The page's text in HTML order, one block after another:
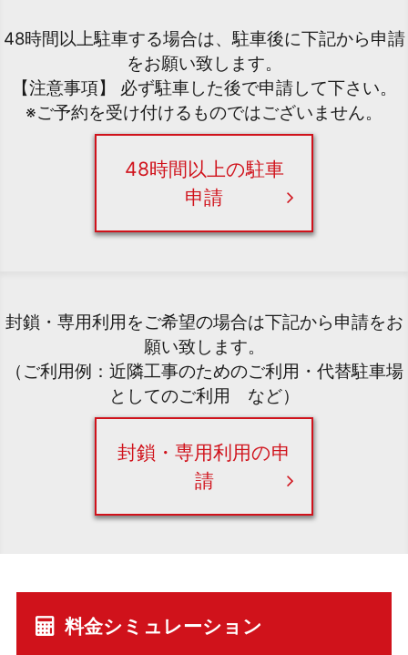
48時間以上駐車する場合は、駐車後に下記から申請
をお願い致します。
【注意事項】 必ず駐車した後で申請して下さい。
※ご予約を受け付けるものではございません。
48時間以上の駐車
申請
封鎖・専用利用をご希望の場合は下記から申請をお
願い致します。
（ご利用例：近隣工事のためのご利用・代替駐車場
としてのご利用 など）
封鎖・専用利用の申
請
料金シミュレーション